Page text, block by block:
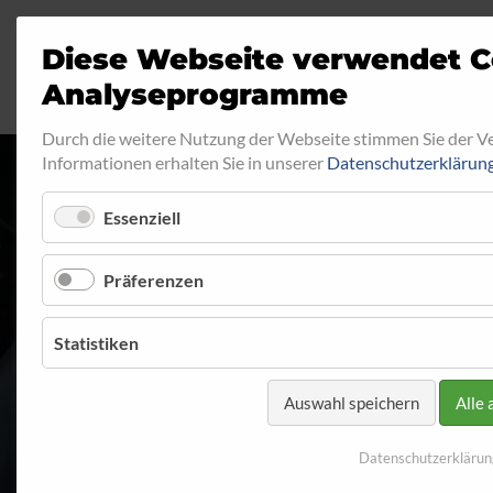
Startseite Programm Aussengewinde
Diese Webseite verwendet
Analyseprogramme
Durch die weitere Nutzung der Webseite stimmen Sie der
Informationen erhalten Sie in unserer
Essenziell
Präferenzen
Statistiken
Auswahl speichern Alle